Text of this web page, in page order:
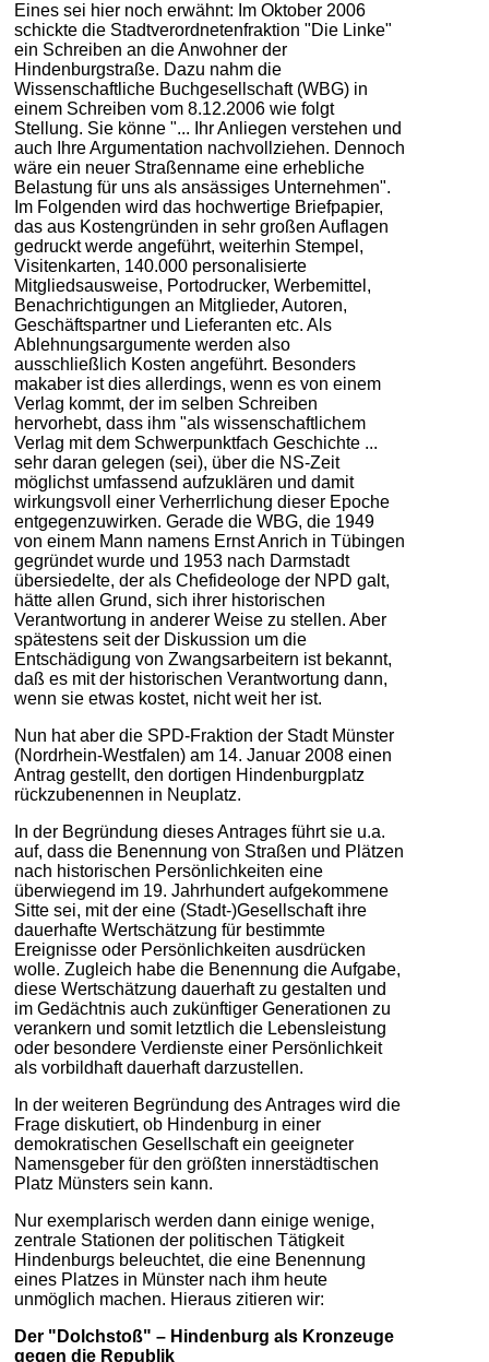
Eines sei hier noch erwähnt: Im Oktober 2006
schickte die Stadtverordnetenfraktion "Die Linke"
ein Schreiben an die Anwohner der
Hindenburgstraße. Dazu nahm die
Wissenschaftliche Buchgesellschaft (WBG) in
einem Schreiben vom 8.12.2006 wie folgt
Stellung. Sie könne "... Ihr Anliegen verstehen und
auch Ihre Argumentation nachvollziehen. Dennoch
wäre ein neuer Straßenname eine erhebliche
Belastung für uns als ansässiges Unternehmen".
Im Folgenden wird das hochwertige Briefpapier,
das aus Kostengründen in sehr großen Auflagen
gedruckt werde angeführt, weiterhin Stempel,
Visitenkarten, 140.000 personalisierte
Mitgliedsausweise, Portodrucker, Werbemittel,
Benachrichtigungen an Mitglieder, Autoren,
Geschäftspartner und Lieferanten etc. Als
Ablehnungsargumente werden also
ausschließlich Kosten angeführt. Besonders
makaber ist dies allerdings, wenn es von einem
Verlag kommt, der im selben Schreiben
hervorhebt, dass ihm "als wissenschaftlichem
Verlag mit dem Schwerpunktfach Geschichte ...
sehr daran gelegen (sei), über die NS-Zeit
möglichst umfassend aufzuklären und damit
wirkungsvoll einer Verherrlichung dieser Epoche
entgegenzuwirken. Gerade die WBG, die 1949
von einem Mann namens Ernst Anrich in Tübingen
gegründet wurde und 1953 nach Darmstadt
übersiedelte, der als Chefideologe der NPD galt,
hätte allen Grund, sich ihrer historischen
Verantwortung in anderer Weise zu stellen. Aber
spätestens seit der Diskussion um die
Entschädigung von Zwangsarbeitern ist bekannt,
daß es mit der historischen Verantwortung dann,
wenn sie etwas kostet, nicht weit her ist.
Nun hat aber die SPD-Fraktion der Stadt Münster
(Nordrhein-Westfalen) am 14. Januar 2008 einen
Antrag gestellt, den dortigen Hindenburgplatz
rückzubenennen in Neuplatz.
In der Begründung dieses Antrages führt sie u.a.
auf, dass die Benennung von Straßen und Plätzen
nach historischen Persönlichkeiten eine
überwiegend im 19. Jahrhundert aufgekommene
Sitte sei, mit der eine (Stadt-)Gesellschaft ihre
dauerhafte Wertschätzung für bestimmte
Ereignisse oder Persönlichkeiten ausdrücken
wolle. Zugleich habe die Benennung die Aufgabe,
diese Wertschätzung dauerhaft zu gestalten und
im Gedächtnis auch zukünftiger Generationen zu
verankern und somit letztlich die Lebensleistung
oder besondere Verdienste einer Persönlichkeit
als vorbildhaft dauerhaft darzustellen.
In der weiteren Begründung des Antrages wird die
Frage diskutiert, ob Hindenburg in einer
demokratischen Gesellschaft ein geeigneter
Namensgeber für den größten innerstädtischen
Platz Münsters sein kann.
Nur exemplarisch werden dann einige wenige,
zentrale Stationen der politischen Tätigkeit
Hindenburgs beleuchtet, die eine Benennung
eines Platzes in Münster nach ihm heute
unmöglich machen. Hieraus zitieren wir:
Der "Dolchstoß" – Hindenburg als Kronzeuge
gegen die Republik